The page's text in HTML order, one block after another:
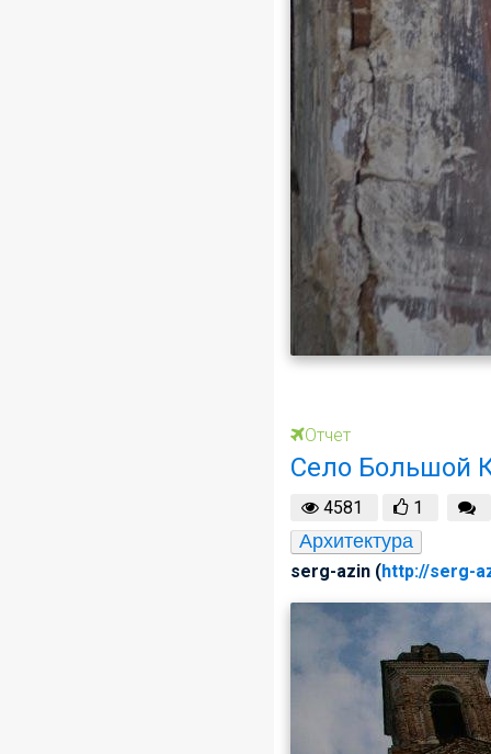
Отчет
Село Большой
4581 1
Архитектура
serg-azin (http://serg-